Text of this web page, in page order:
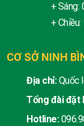
+ Sáng:
+ Chiều:
CƠ SỞ NINH
Địa chỉ: Quốc
Tổng đài đặt
Hotline: